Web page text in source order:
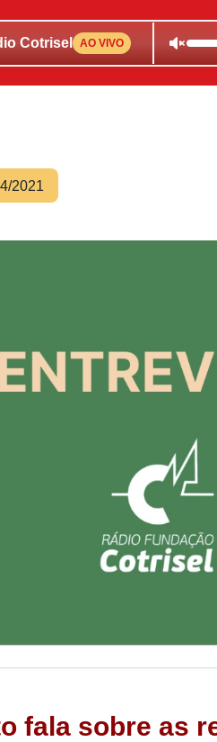
Cotrisel AO VIVO
2021
fala sobre as